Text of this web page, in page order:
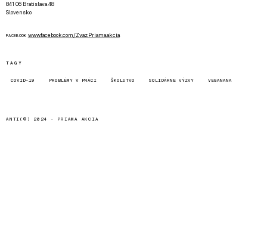
841 06 Bratislava 48
Slovensko
FACEBOOK www.facebook.com/Zvaz.Priama.akcia
TAGY
COVID-19 PROBLÉMY V PRÁCI ŠKOLSTVO SOLIDÁRNE VÝZVY VEGANANA
ANTI(©) 2024 - PRIAMA AKCIA